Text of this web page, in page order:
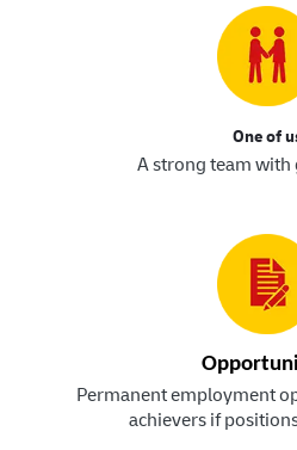
One of
A strong team with
Permanent employment
achievers if